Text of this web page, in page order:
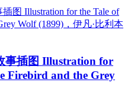
事插图 Illustration for
Firebird and the Grey